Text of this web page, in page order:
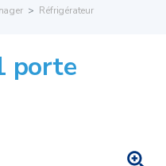
Réfrigérateur
porte